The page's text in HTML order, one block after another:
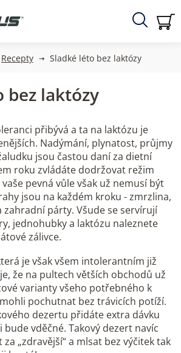
Hledat
Recepty Sladké léto bez laktózy
bez laktózy
přibývá a ta na laktózu je
Nadýmání, plynatost, průjmy
jsou častou daní za dietní
roku zvládáte dodržovat režim
pevná vůle však už nemusí být
jsou na každém kroku - zmrzlina,
zahradní párty. Všude se servírují
jednohubky a laktózu naleznete
zálivce.
je však všem intolerantním již
že na pultech větších obchodů už
varianty všeho potřebného k
pochutnat bez trávicích potíží.
dezertu přidáte extra dávku
vděčné. Takový dezert navíc
„zdravější“ a mlsat bez výčitek tak